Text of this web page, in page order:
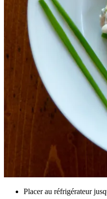
Placer au réfrigérateur